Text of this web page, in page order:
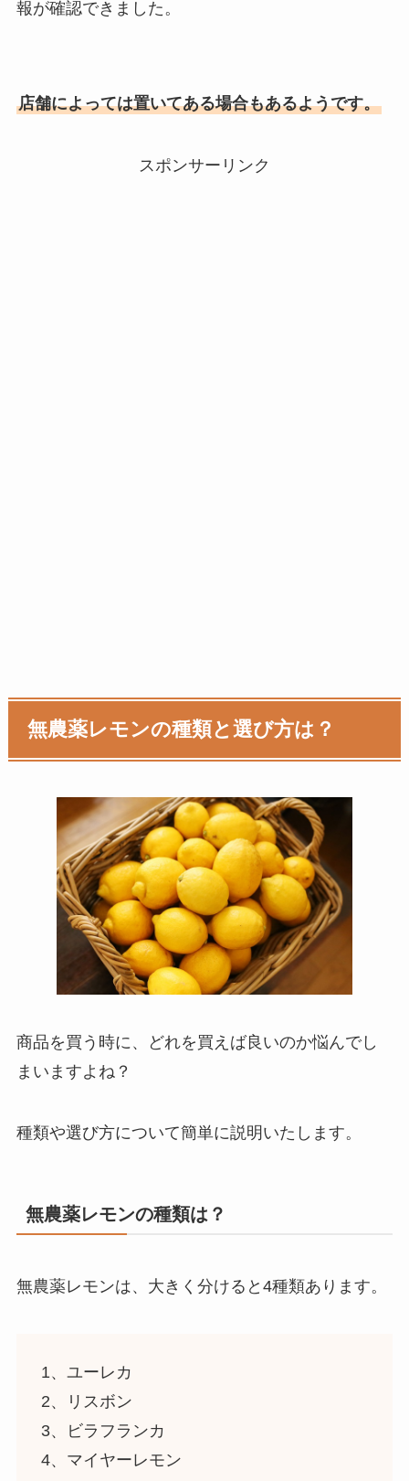
報が確認できました。
店舗によっては置いてある場合もあるようです。
スポンサーリンク
無農薬レモンの種類と選び方は？
商品を買う時に、どれを買えば良いのか悩んでし
まいますよね？
種類や選び方について簡単に説明いたします。
無農薬レモンの種類は？
無農薬レモンは、大きく分けると4種類あります。
1、 ユーレカ
2、
リスボン
3、
ビラフランカ
4、 マイヤーレモン